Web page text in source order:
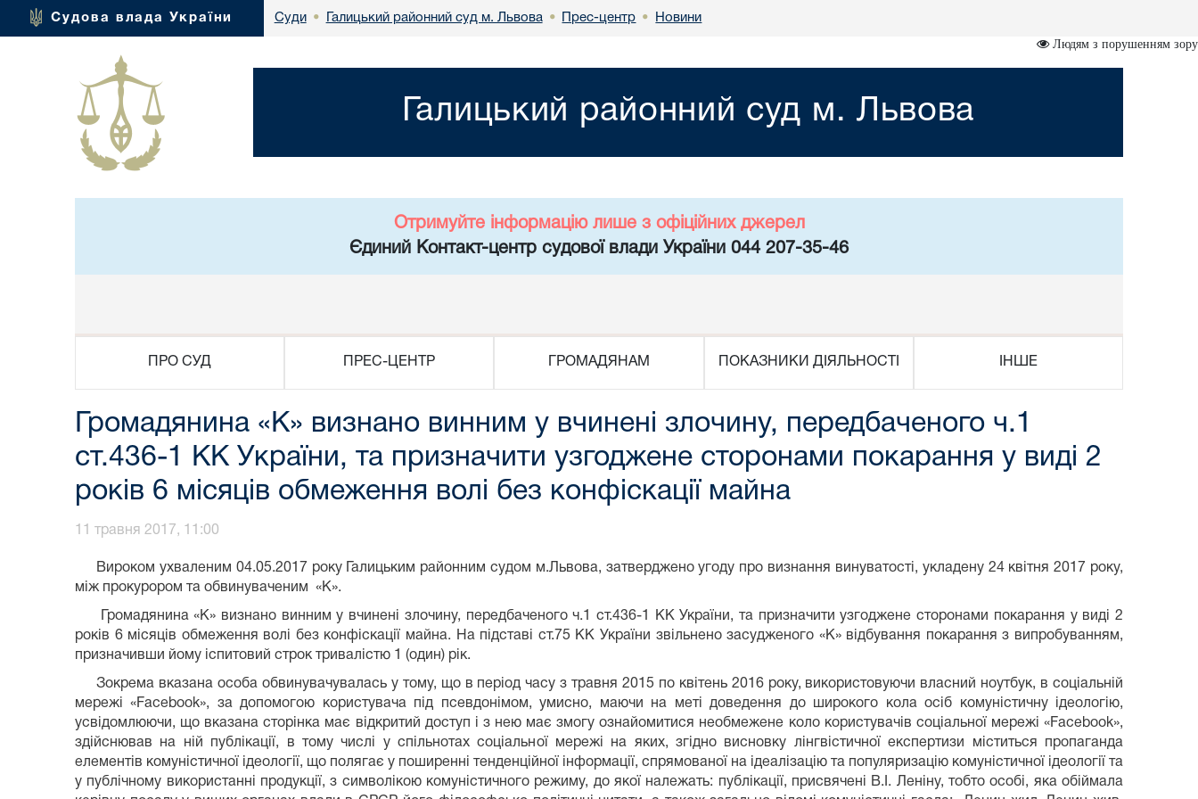
Судова влада України Суди • Галицький районний суд м. Львова • Прес-центр • Новини
Людям з порушенням зору
Галицький районний суд м. Львова
Отримуйте інформацію лише з офіційних джерел
Єдиний Контакт-центр судової влади України 044 207-35-46
ПРО СУД ПРЕС-ЦЕНТР ГРОМАДЯНАМ ПОКАЗНИКИ ДІЯЛЬНОСТІ ІНШЕ
Громадянина «К» визнано винним у вчинені злочину, передбаченого ч.1
ст.436-1 КК України, та призначити узгоджене сторонами покарання у виді 2
років 6 місяців обмеження волі без конфіскації майна
11 травня 2017, 11:00
Вироком ухваленим 04.05.2017 року Галицьким районним судом м.Львова, затверджено угоду про визнання винуватості, укладену 24 квітня 2017 року,
між прокурором та обвинуваченим «К».
Громадянина «К» визнано винним у вчинені злочину, передбаченого ч.1 ст.436-1 КК України, та призначити узгоджене сторонами покарання у виді 2
років 6 місяців обмеження волі без конфіскації майна. На підставі ст.75 КК України звільнено засудженого «К» відбування покарання з випробуванням,
призначивши йому іспитовий строк тривалістю 1 (один) рік.
Зокрема вказана особа обвинувачувалась у тому, що в період часу з травня 2015 по квітень 2016 року, використовуючи власний ноутбук, в соціальній
мережі «Facebook», за допомогою користувача під псевдонімом, умисно, маючи на меті доведення до широкого кола осіб комуністичну ідеологію,
усвідомлюючи, що вказана сторінка має відкритий доступ і з нею має змогу ознайомитися необмежене коло користувачів соціальної мережі «Facebook»,
здійснював на ній публікації, в тому числі у спільнотах соціальної мережі на яких, згідно висновку лінгвістичної експертизи міститься пропаганда
елементів комуністичної ідеології, що полягає у поширенні тенденційної інформації, спрямованої на ідеалізацію та популяризацію комуністичної ідеології та
у публічному використанні продукції, з символікою комуністичного режиму, до якої належать: публікації, присвячені В.І. Леніну, тобто особі, яка обіймала